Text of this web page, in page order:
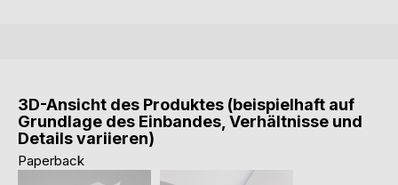
3D-Ansicht des Produktes (beispielhaft auf
Grundlage des Einbandes, Verhältnisse und
Details variieren)
Paperback